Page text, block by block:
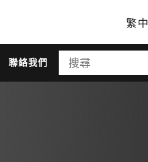
繁中
聯絡我們